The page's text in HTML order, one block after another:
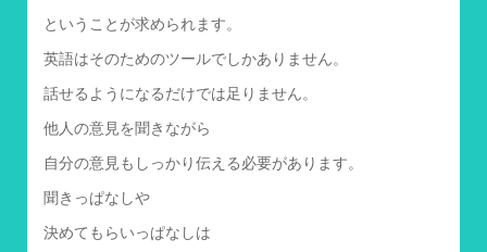
ということが求められます。
英語はそのためのツールでしかありません。
話せるようになるだけでは足りません。
他人の意見を聞きながら
自分の意見もしっかり伝える必要があります。
聞きっぱなしや
決めてもらいっぱなしは